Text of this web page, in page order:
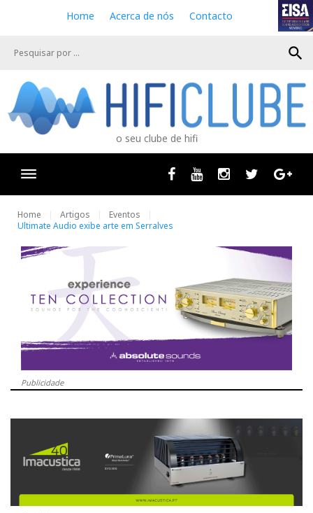
e
Home Acerca de nós Contacto
search
o seu clube de hifi
Facebook
Youtube InstagramTwitter
Home Artigos
Eventos
Ultimate Audio exibe arte em Serralves
Publicidade